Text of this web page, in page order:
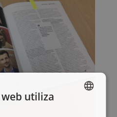
utiliza